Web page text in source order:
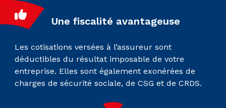
Une fiscalité avantageuse
Les cotisations versées à l’assureur sont
déductibles du résultat imposable de votre
entreprise. Elles sont également exonérées de
charges de sécurité sociale, de CSG et de CRDS.